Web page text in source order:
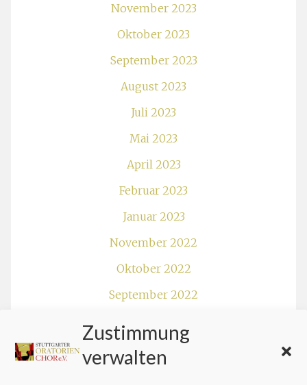
Zustimmung
verwalten
November 2023
Oktober 2023
September 2023
August 2023
Juli 2023
Mai 2023
April 2023
Februar 2023
Januar 2023
November 2022
Oktober 2022
September 2022